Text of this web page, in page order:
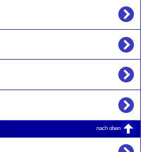
nach oben